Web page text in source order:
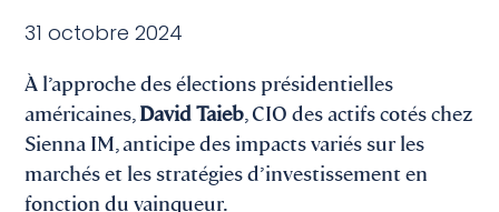
31 octobre 2024
À l’approche des élections présidentielles
américaines,David Taieb, CIO des actifs cotés chez
Sienna IM, anticipe des impacts variés sur les
marchés et les stratégies d’investissement en
fonction du vainqueur.